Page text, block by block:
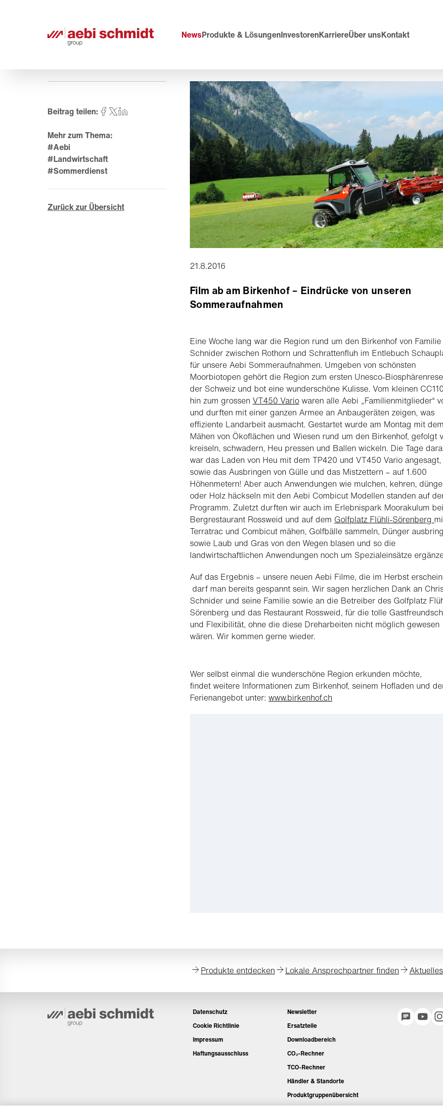
NewsProdukte & LösungenInvestorenKarriereÜber unsKontakt
Beitrag teilen:
Mehr zum Thema:
#Aebi
#Landwirtschaft
#Sommerdienst
Zurück zur Übersicht
21.8.2016
Film ab am Birkenhof – Eindrücke von unseren
Sommeraufnahmen
Eine Woche lang war die Region rund um den Birkenhof von Familie
Schnider zwischen Rothorn und Schrattenfluh im Entlebuch
für unsere Aebi Sommeraufnahmen. Umgeben von schönsten
Moorbiotopen gehört die Region zum ersten Unesco-
der Schweiz und bot eine wunderschöne Kulisse. Vom kleinen
hin zum grossen VT450 Vario waren alle Aebi „Familienmitglieder“
und durften mit einer ganzen Armee an Anbaugeräten zeigen, was
effiziente Landarbeit ausmacht. Gestartet wurde am Montag mit
Mähen von Ökoflächen und Wiesen rund um den Birkenhof, gefolgt
kreiseln, schwadern, Heu pressen und Ballen wickeln. Die Tage
war das Laden von Heu mit dem TP420 und VT450 Vario angesagt,
sowie das Ausbringen von Gülle und das Mistzettern – auf 1.600
Höhenmetern! Aber auch Anwendungen wie mulchen, kehren,
oder Holz häckseln mit den Aebi Combicut Modellen standen auf
Programm. Zuletzt durften wir auch im Erlebnispark Moorakulum
Bergrestaurant Rossweid und auf dem Golfplatz Flühli-Sörenberg
Terratrac und Combicut mähen, Golfbälle sammeln, Dünger
sowie Laub und Gras von den Wegen blasen und so die
landwirtschaftlichen Anwendungen noch um Spezialeinsätze
Auf das Ergebnis – unsere neuen Aebi Filme, die im Herbst
darf man bereits gespannt sein. Wir sagen herzlichen Dank an
Schnider und seine Familie sowie an die Betreiber des Golfplatz
Sörenberg und das Restaurant Rossweid, für die tolle
und Flexibilität, ohne die diese Dreharbeiten nicht möglich gewesen
wären. Wir kommen gerne wieder.
Wer selbst einmal die wunderschöne Region erkunden möchte,
findet weitere Informationen zum Birkenhof, seinem Hofladen und
Ferienangebot unter: www.birkenhof.ch
Produkte entdecken Lokale Ansprechpartner finden
Datenschutz
Cookie Richtlinie
Impressum
Haftungsausschluss
Newsletter
Ersatzteile
Downloadbereich
CO₂-Rechner
TCO-Rechner
Händler & Standorte
Produktgruppenübersicht